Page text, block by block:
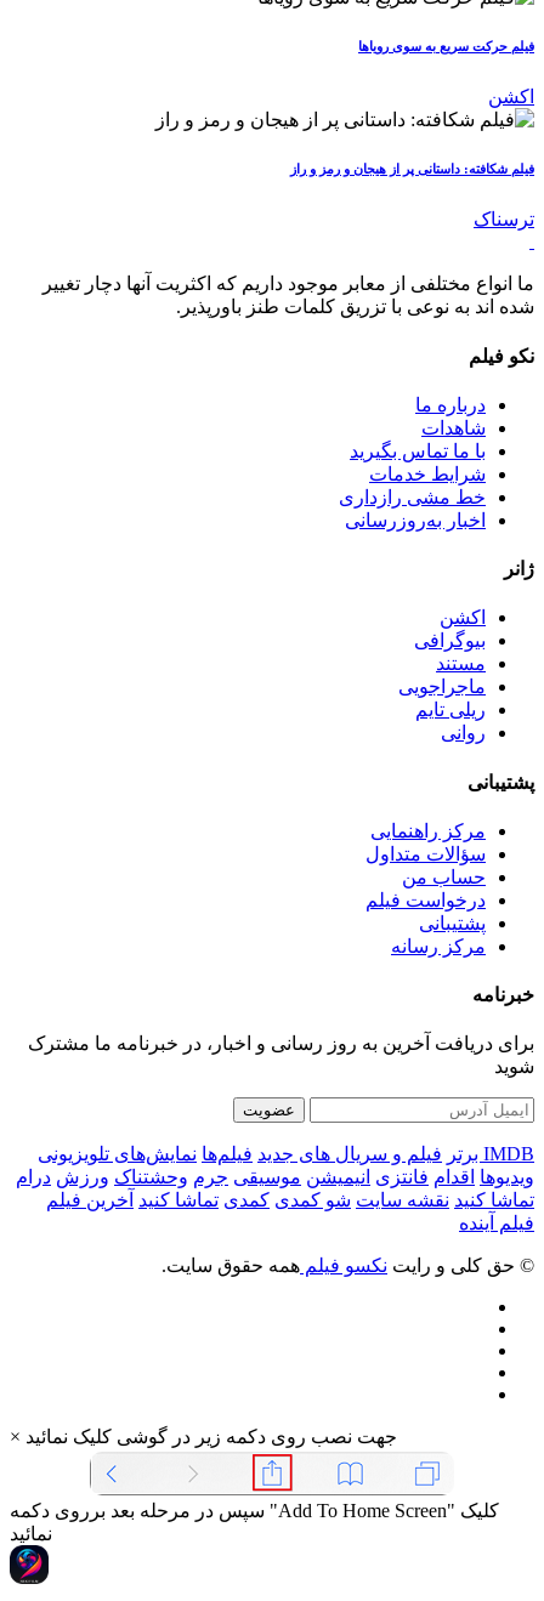
فیلم حرکت سریع به سوی رویاها
اکشن
فیلم شکافته: داستانی پر از هیجان و رمز و راز
ترسناک
ما انواع مختلفی از معابر موجود داریم که اکثریت آنها دچار تغییر
شده اند به نوعی با تزریق کلمات طنز باورپذیر.
نکو فیلم
درباره ما
شاهدات
با ما تماس بگیرید
شرایط خدمات
خط مشی رازداری
اخبار به‌روزرسانی
ژانر
اکشن
بیوگرافی
مستند
ماجراجویی
ریلی تایم
روانی
پشتیبانی
مرکز راهنمایی
سؤالات متداول
حساب من
درخواست فیلم
پشتیبانی
مرکز رسانه
خبرنامه
برای دریافت آخرین به روز رسانی و اخبار، در خبرنامه ما مشترک
شوید
عضویت
IMDB برتر فیلم و سریال های جدید فیلم‌ها نمایش‌های تلویزیونی
ویدیوها اقدام فانتزی انیمیشن موسیقی جرم وحشتناک ورزش درام
تماشا کنید نقشه سایت شو کمدی کمدی تماشا کنید آخرین فیلم
فیلم آینده
© حق کلی و رایت نکسو فیلم همه حقوق سایت.
× جهت نصب روی دکمه زیر در گوشی کلیک نمائید
سپس در مرحله بعد برروی دکمه "Add To Home Screen" کلیک
نمائید